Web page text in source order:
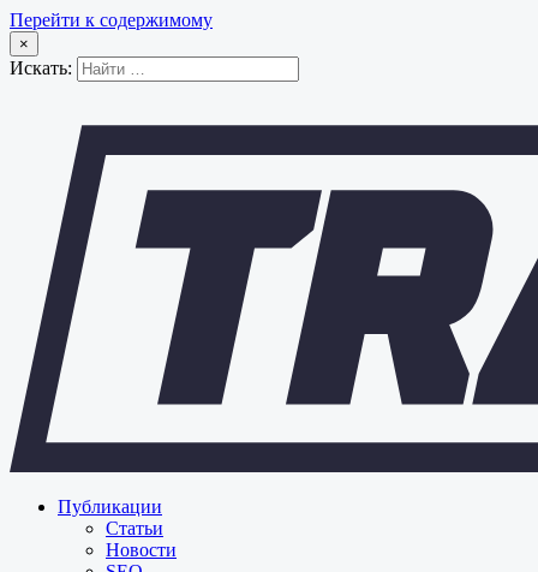
Перейти к содержимому
×
Искать:
Публикации
Статьи
Новости